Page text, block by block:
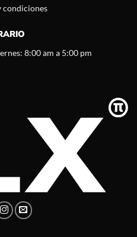
condiciones
8:00 am a 5:00 pm